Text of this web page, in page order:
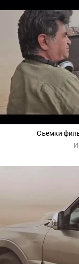
Съемки